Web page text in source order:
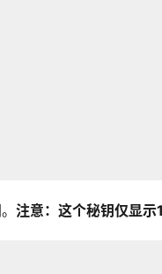
注意：这个秘钥仅显示